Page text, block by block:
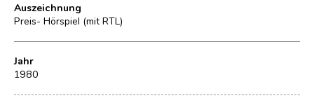
Auszeichnung
Preis- Hörspiel (mit RTL)
Jahr
1980